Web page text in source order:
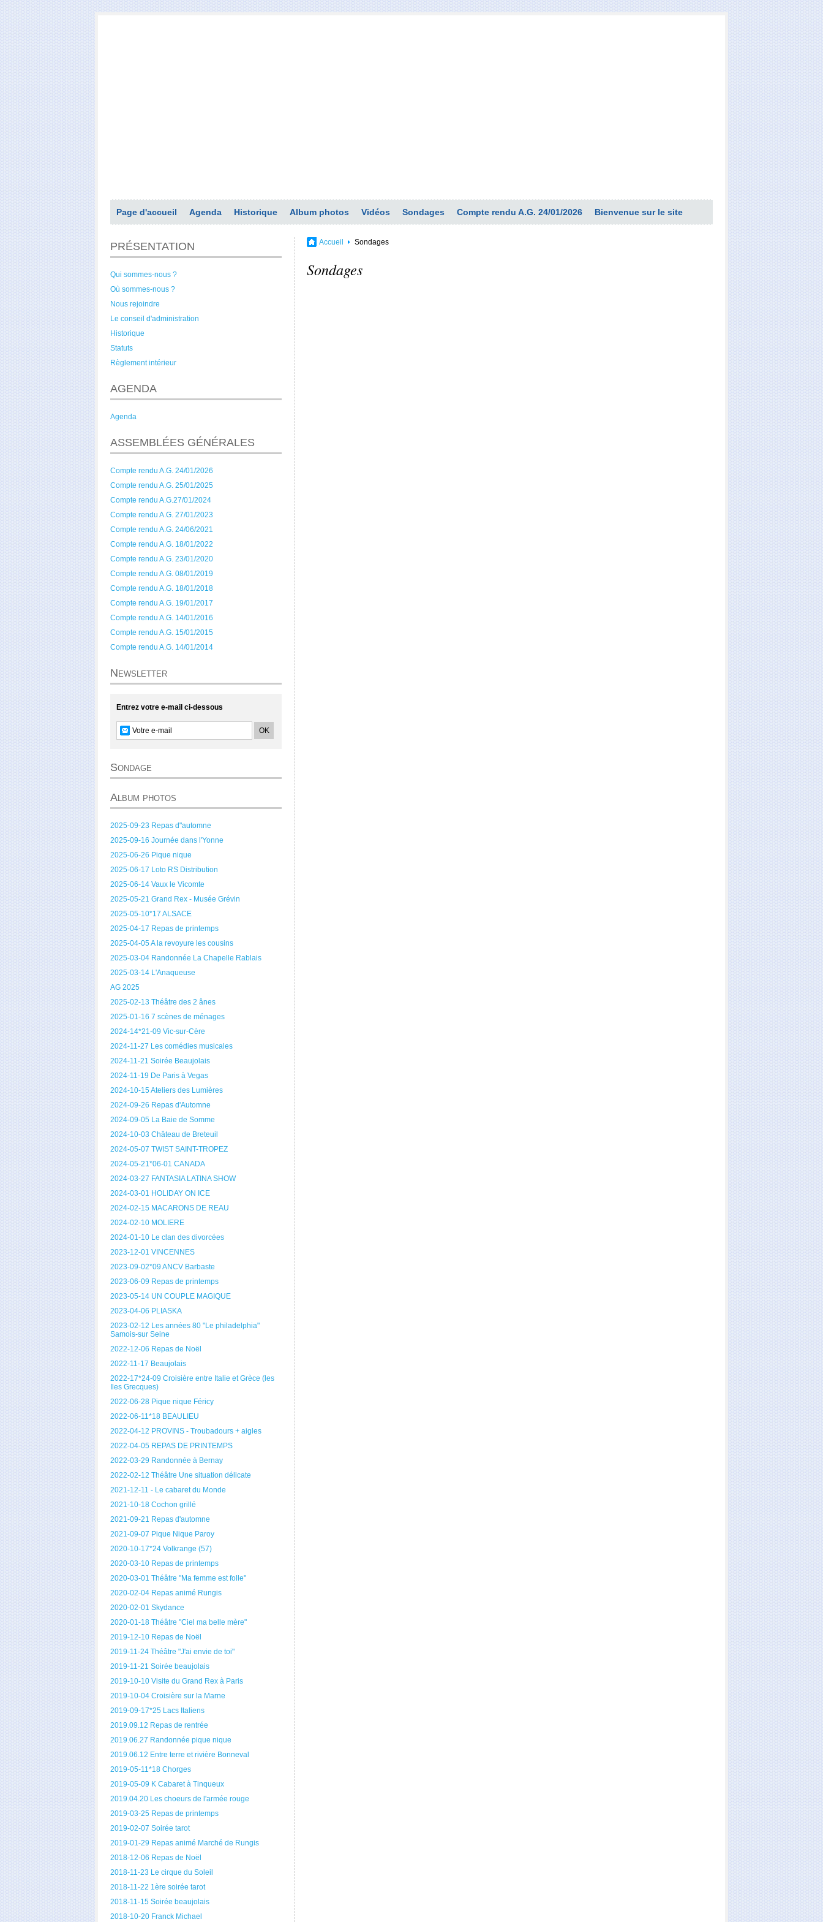
Page d'accueil Agenda Historique Album photos Vidéos Sondages Compte rendu A.G. 24/01/2026 Bienvenue sur le site
PRÉSENTATION
Qui sommes-nous ?
Où sommes-nous ?
Nous rejoindre
Le conseil d'administration
Historique
Statuts
Règlement intérieur
AGENDA
Agenda
ASSEMBLÉES GÉNÉRALES
Compte rendu A.G. 24/01/2026
Compte rendu A.G. 25/01/2025
Compte rendu A.G.27/01/2024
Compte rendu A.G. 27/01/2023
Compte rendu A.G. 24/06/2021
Compte rendu A.G. 18/01/2022
Compte rendu A.G. 23/01/2020
Compte rendu A.G. 08/01/2019
Compte rendu A.G. 18/01/2018
Compte rendu A.G. 19/01/2017
Compte rendu A.G. 14/01/2016
Compte rendu A.G. 15/01/2015
Compte rendu A.G. 14/01/2014
Newsletter
Entrez votre e-mail ci-dessous
Sondage
Album photos
2025-09-23 Repas d"automne
2025-09-16 Journée dans l'Yonne
2025-06-26 Pique nique
2025-06-17 Loto RS Distribution
2025-06-14 Vaux le Vicomte
2025-05-21 Grand Rex - Musée Grévin
2025-05-10*17 ALSACE
2025-04-17 Repas de printemps
2025-04-05 A la revoyure les cousins
2025-03-04 Randonnée La Chapelle Rablais
2025-03-14 L'Anaqueuse
AG 2025
2025-02-13 Théâtre des 2 ânes
2025-01-16 7 scènes de ménages
2024-14*21-09 Vic-sur-Cère
2024-11-27 Les comédies musicales
2024-11-21 Soirée Beaujolais
2024-11-19 De Paris à Vegas
2024-10-15 Ateliers des Lumières
2024-09-26 Repas d'Automne
2024-09-05 La Baie de Somme
2024-10-03 Château de Breteuil
2024-05-07 TWIST SAINT-TROPEZ
2024-05-21*06-01 CANADA
2024-03-27 FANTASIA LATINA SHOW
2024-03-01 HOLIDAY ON ICE
2024-02-15 MACARONS DE REAU
2024-02-10 MOLIERE
2024-01-10 Le clan des divorcées
2023-12-01 VINCENNES
2023-09-02*09 ANCV Barbaste
2023-06-09 Repas de printemps
2023-05-14 UN COUPLE MAGIQUE
2023-04-06 PLIASKA
2023-02-12 Les années 80 "Le philadelphia"
Samois-sur Seine
2022-12-06 Repas de Noël
2022-11-17 Beaujolais
2022-17*24-09 Croisière entre Italie et Grèce (les
Iles Grecques)
2022-06-28 Pique nique Féricy
2022-06-11*18 BEAULIEU
2022-04-12 PROVINS - Troubadours + aigles
2022-04-05 REPAS DE PRINTEMPS
2022-03-29 Randonnée à Bernay
2022-02-12 Théâtre Une situation délicate
2021-12-11 - Le cabaret du Monde
2021-10-18 Cochon grillé
2021-09-21 Repas d'automne
2021-09-07 Pique Nique Paroy
2020-10-17*24 Volkrange (57)
2020-03-10 Repas de printemps
2020-03-01 Théâtre "Ma femme est folle"
2020-02-04 Repas animé Rungis
2020-02-01 Skydance
2020-01-18 Théâtre "Ciel ma belle mère"
2019-12-10 Repas de Noël
2019-11-24 Théâtre "J'ai envie de toi"
2019-11-21 Soirée beaujolais
2019-10-10 Visite du Grand Rex à Paris
2019-10-04 Croisière sur la Marne
2019-09-17*25 Lacs Italiens
2019.09.12 Repas de rentrée
2019.06.27 Randonnée pique nique
2019.06.12 Entre terre et rivière Bonneval
2019-05-11*18 Chorges
2019-05-09 K Cabaret à Tinqueux
2019.04.20 Les choeurs de l'armée rouge
2019-03-25 Repas de printemps
2019-02-07 Soirée tarot
2019-01-29 Repas animé Marché de Rungis
2018-12-06 Repas de Noël
2018-11-23 Le cirque du Soleil
2018-11-22 1ère soirée tarot
2018-11-15 Soirée beaujolais
2018-10-20 Franck Michael
Accueil Sondages
Sondages